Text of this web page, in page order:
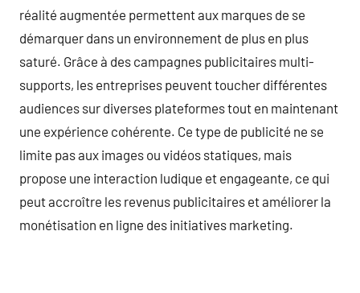
réalité augmentée permettent aux marques de se
démarquer dans un environnement de plus en plus
saturé. Grâce à des campagnes publicitaires multi-
supports, les entreprises peuvent toucher différentes
audiences sur diverses plateformes tout en maintenant
une expérience cohérente. Ce type de publicité ne se
limite pas aux images ou vidéos statiques, mais
propose une interaction ludique et engageante, ce qui
peut accroître les revenus publicitaires et améliorer la
monétisation en ligne des initiatives marketing.